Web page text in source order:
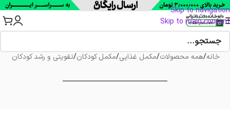
Skip to navigation
Skip to main content
خانه/همه محصولات/مکمل غذایی/مکمل کودکان/تقویتی و رشد کودکان